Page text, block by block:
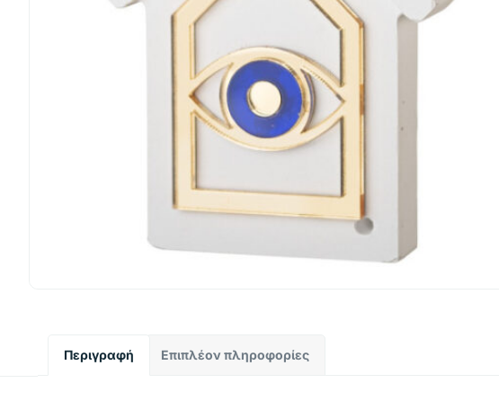
Περιγραφή Επιπλέον πληροφορίες